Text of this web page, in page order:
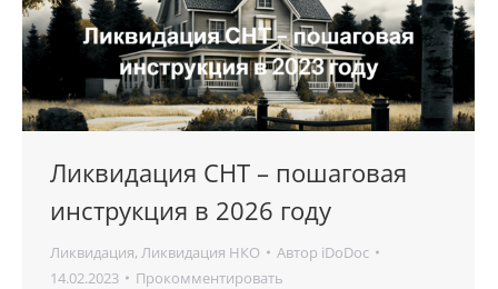
Ликвидация СНТ – пошаговая
инструкция в 2026 году
Ликвидация, Ликвидация НКО Автор iDoDoc
14.02.2023
Прокомментировать